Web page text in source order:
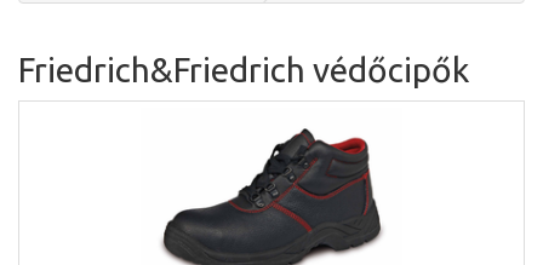
Friedrich&Friedrich védőcipők